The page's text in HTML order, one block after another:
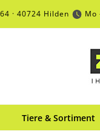
· 40724 Hilden Mo
Tiere & Sortiment